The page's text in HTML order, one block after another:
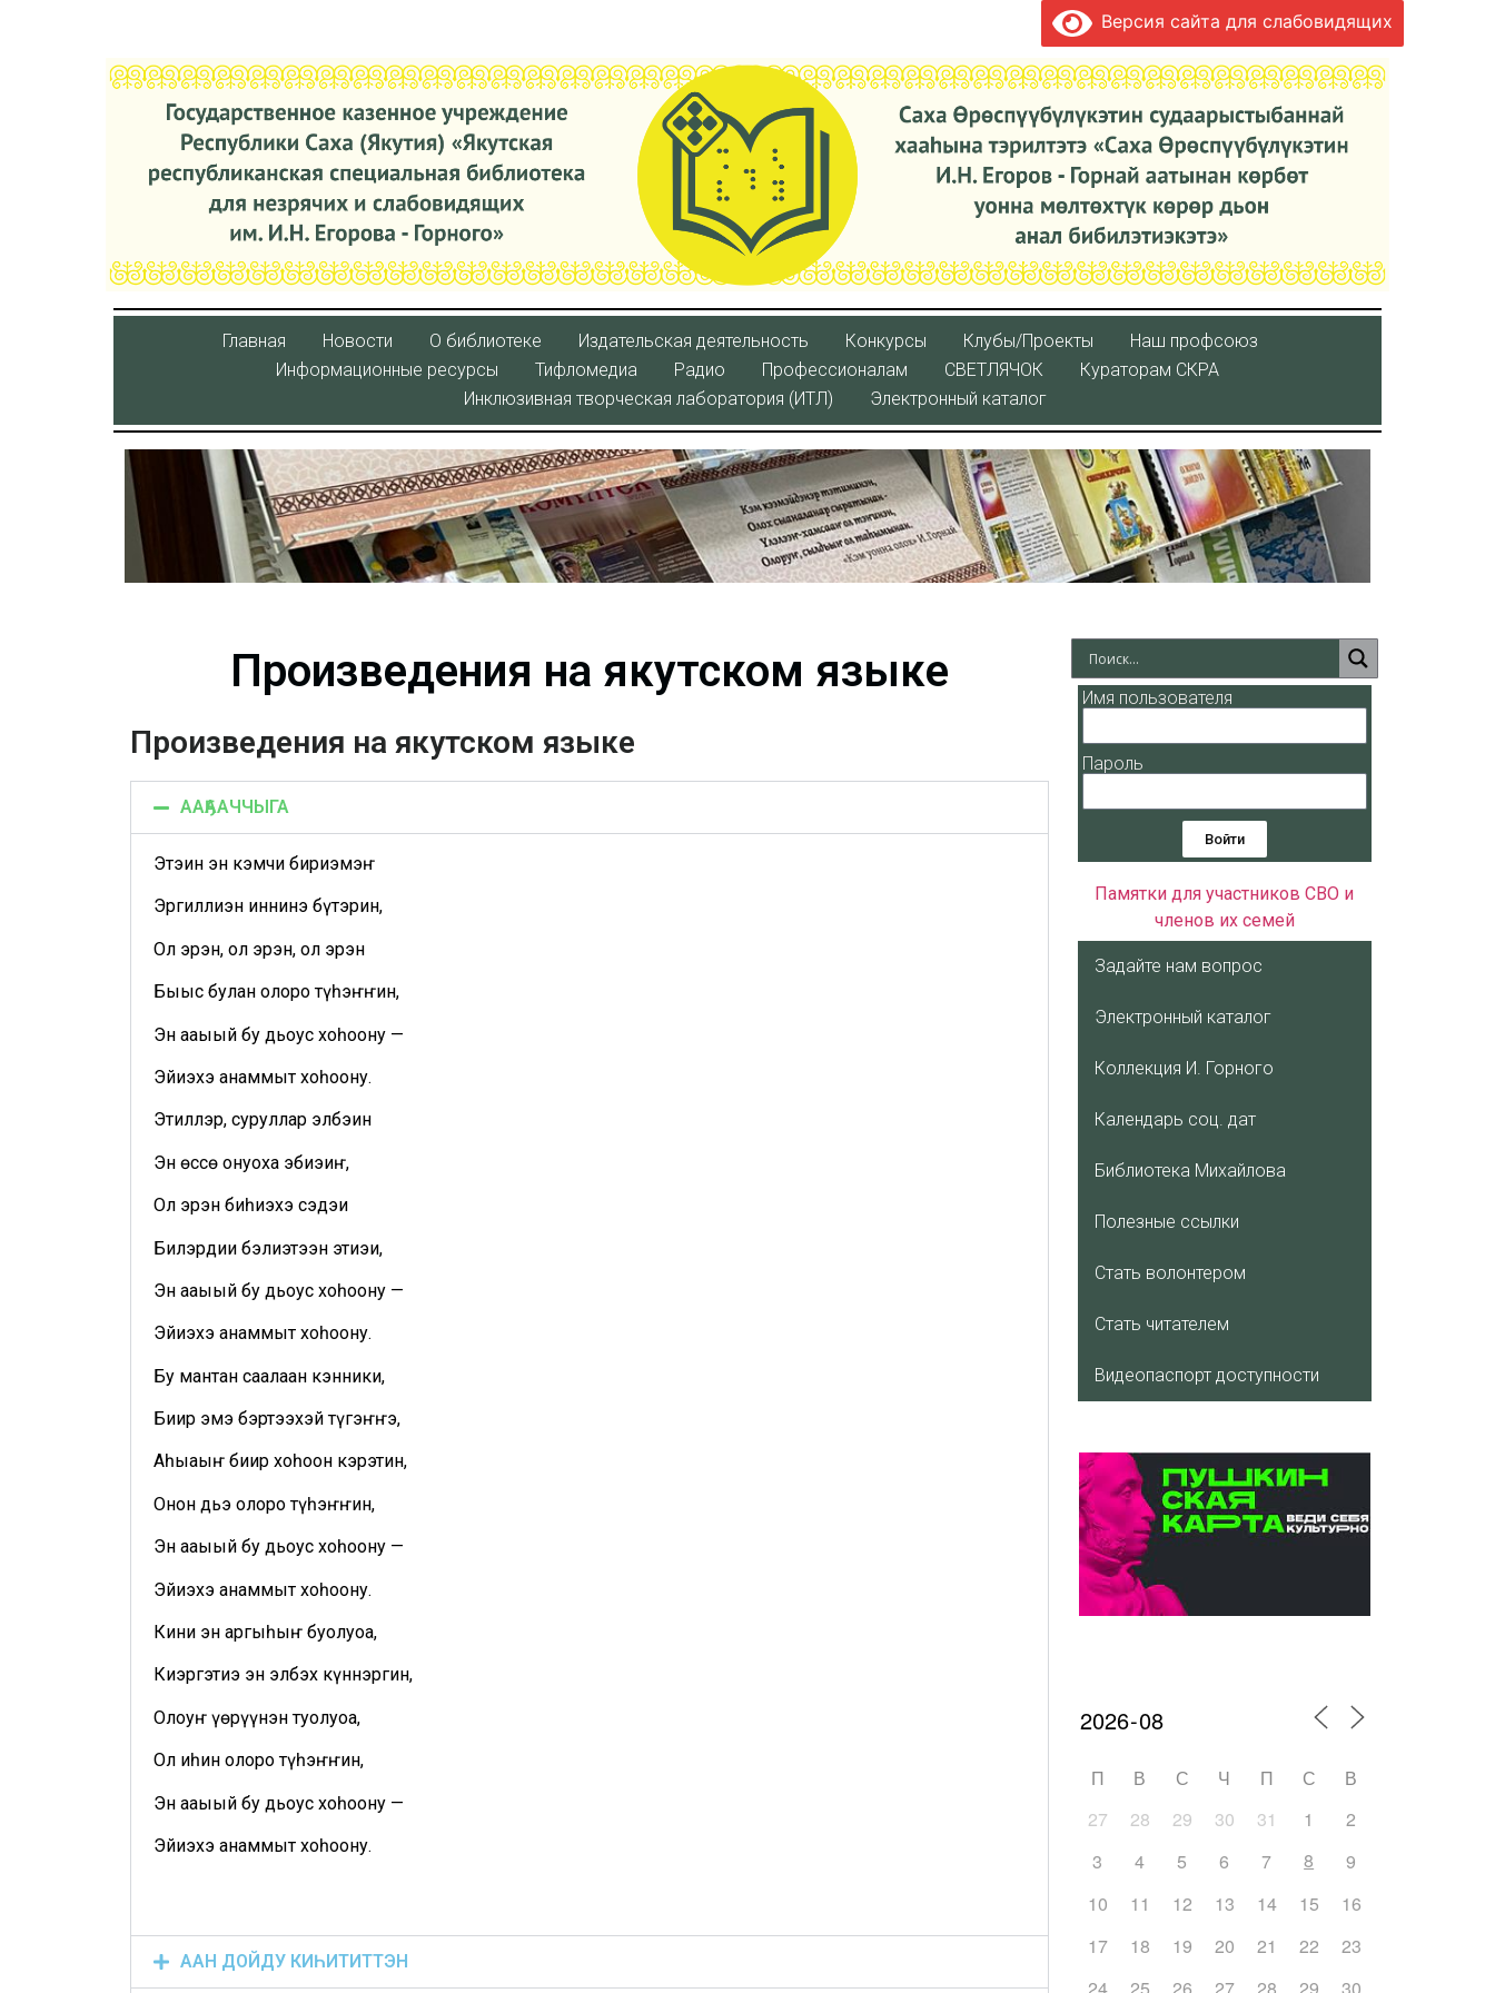
Версия сайта для слабовидящих
Главная Новости О библиотеке Издательская деятельность Конкурсы Клубы/Проекты
Наш профсоюз
Информационные ресурсы
Тифломедиа Радио Профессионалам СВЕТЛЯЧОК
Кураторaм СКРА
Инклюзивная творческая лаборатория (ИТЛ)
Электронный каталог
Произведения на якутском языке
Произведения на якутском языке
ААҔААЧЧЫГА
Этэҕин эн кэмчи бириэмэҥ
Эргиллиэн иннинэ бүтэрин,
Ол эрэн, ол эрэн, ол эрэн
Быыс булан олоро түһэҥҥин,
Эн ааҕыый бу дьоҕус хоһоону —
Эйиэхэ анаммыт хоһоону.
Этиллэр, суруллар элбэҕин
Эн өссө онуоха эбиэҕиҥ,
Ол эрэн биһиэхэ сэдэҕи
Билэрдии бэлиэтээн этиэҕи,
Эн ааҕыый бу дьоҕус хоһоону —
Эйиэхэ анаммыт хоһоону.
Бу мантан саҕалаан кэнники,
Биир эмэ бэртээхэй түгэҥҥэ,
Аһыаҕыҥ биир хоһоон кэрэтин,
Онон дьэ олоро түһэҥҥин,
Эн ааҕыый бу дьоҕус хоһоону —
Эйиэхэ анаммыт хоһоону.
Кини эн аргыһыҥ буолуоҕа,
Киэргэтиэ эн элбэх күннэргин,
Олоҕуҥ үөрүүнэн туолуоҕа,
Ол иһин олоро түһэҥҥин,
Эн ааҕыый бу дьоҕус хоһоону —
Эйиэхэ анаммыт хоһоону.
ААН ДОЙДУ КИҺИТИТТЭН
Имя пользователя
Пароль
Войти
Памятки для участников СВО и
членов их семей
Задайте нам вопрос
Электронный каталог
Коллекция И. Горного
Календарь соц. дат
Библиотека Михайлова
Полезные ссылки
Стать волонтером
Стать читателем
Видеопаспорт доступности
П В С Ч П С
В
27
28 29 30 31 1
2
3
4 5 6 7 8
9
10
11 12 13 14 15
16
17
18 19 20 21 22
23
24
25 26 27 28 29 30